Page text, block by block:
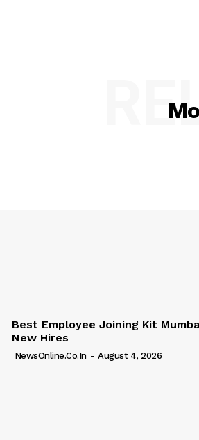
Best Employee Joining Kit
New Hires
NewsOnline.co.in - August 4, 2026